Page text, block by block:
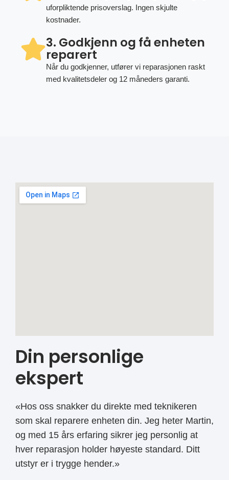
uforpliktende prisoverslag. Ingen skjulte
kostnader.
3. Godkjenn og få enheten
reparert
Når du godkjenner, utfører vi reparasjonen raskt
med kvalitetsdeler og 12 måneders garanti.
Din personlige
ekspert
«Hos oss snakker du direkte med teknikeren
som skal reparere enheten din. Jeg heter Martin,
og med 15 års erfaring sikrer jeg personlig at
hver reparasjon holder høyeste standard. Ditt
utstyr er i trygge hender.»